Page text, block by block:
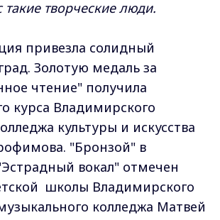
такие творческие люди.
привезла солидный
Золотую медаль за
чтение" получила
курса Владимирского
культуры и искусства
"Бронзой" в
вокал" отмечен
школы Владимирского
колледжа Матвей